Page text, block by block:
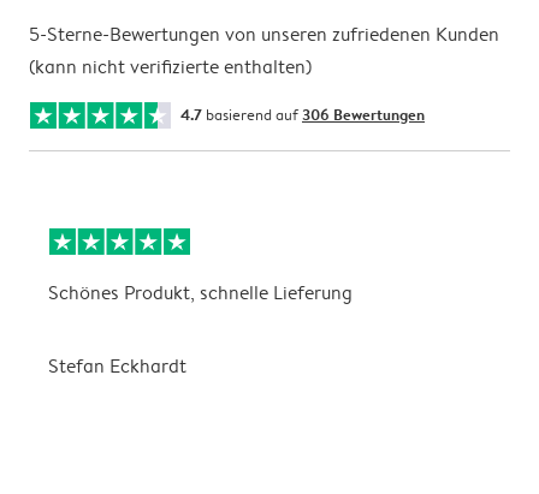
5-Sterne-Bewertungen von unseren zufriedenen Kunden
(kann nicht verifizierte enthalten)
4.7 basierend auf306 Bewertungen
Schönes Produkt, schnelle Lieferung
Stefan Eckhardt